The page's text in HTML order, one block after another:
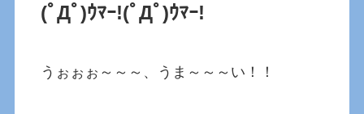
(ﾟДﾟ)ｳﾏｰ!(ﾟДﾟ)ｳﾏｰ!
うぉぉぉ～～～、うま～～～い！！